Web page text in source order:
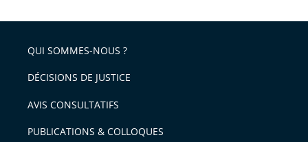
arriver
après
l'article
pour
avant
QUI SOMMES-NOUS ?
DÉCISIONS DE JUSTICE
AVIS CONSULTATIFS
PUBLICATIONS & COLLOQUES